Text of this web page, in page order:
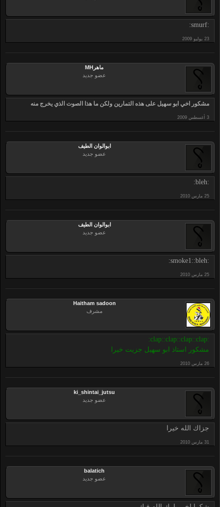
:smurf:
ماهرMH
عضو جديد
مشكور اخي ابو سهيل على هذه التمارين ولكن ما هذا الصوت الذي يخرج منه
ابوالوان الطيف
عضو جديد
:bleh:
ابوالوان الطيف
عضو جديد
:smoke1::bleh:
Haitham sadoon
مشرف
:clap::clap::clap::clap:
مشكور استاذ ابو سهيل جزيت خيرا
ki_shintai_jutsu
عضو جديد
جزاك الله خيرا
balatich
عضو جديد